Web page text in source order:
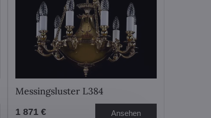
Messingsluster L384
1 871 € Ansehen